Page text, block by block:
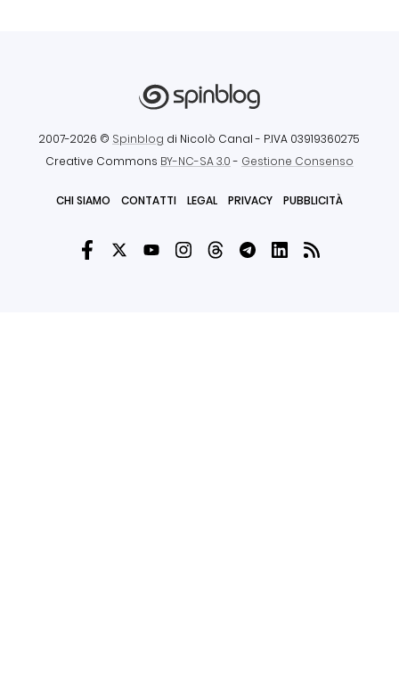
2007-2026 © Spinblog di Nicolò Canal - P.IVA 03919360275
Creative Commons BY-NC-SA 3.0- Gestione Consenso
CHI SIAMO CONTATTI LEGAL PRIVACY PUBBLICITÀ